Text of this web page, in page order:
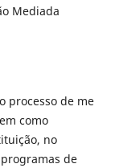
Mediada
processo de me
como
no
de